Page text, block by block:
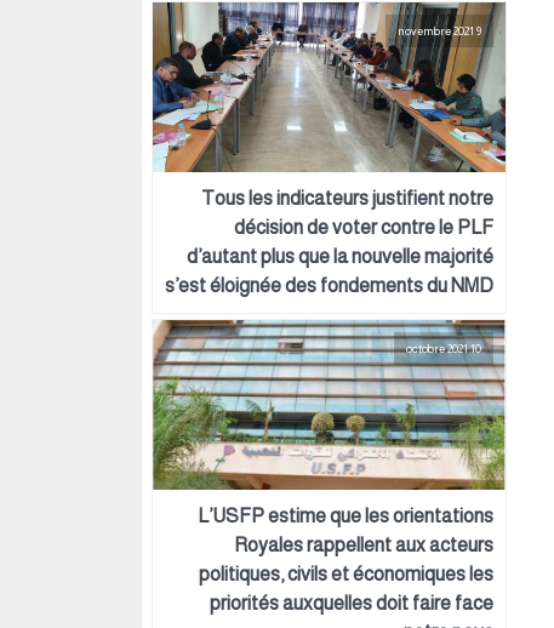
9 novembre 2021
Tous les indicateurs justifient notre
décision de voter contre le PLF
d’autant plus que la nouvelle majorité
s’est éloignée des fondements du NMD
10 octobre 2021
L’USFP estime que les orientations
Royales rappellent aux acteurs
politiques, civils et économiques les
priorités auxquelles doit faire face